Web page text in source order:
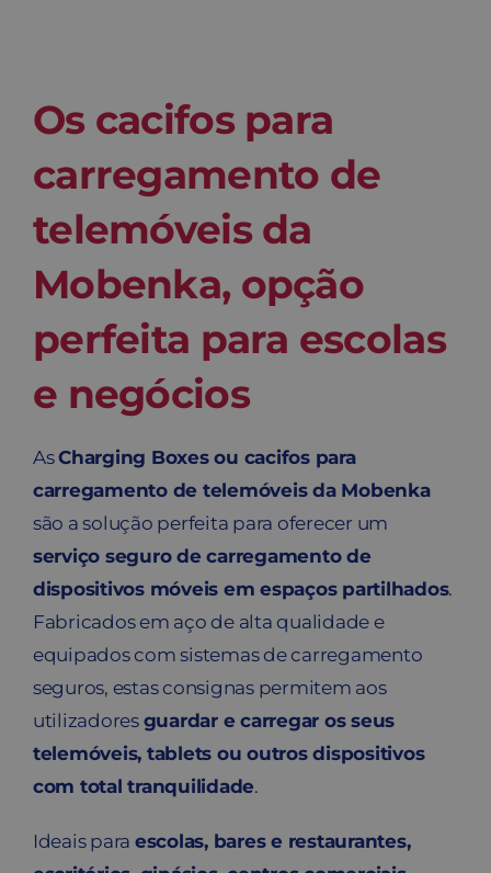
Os cacifos para
carregamento de
telemóveis da
Mobenka, opção
perfeita para escolas
e negócios
AsCharging Boxes ou cacifos para
carregamento de telemóveis da Mobenka
são a solução perfeita para oferecer um
serviço seguro de carregamento de
dispositivos móveis em espaços partilhados.
Fabricados em aço de alta qualidade e
equipados com sistemas de carregamento
seguros, estas consignas permitem aos
utilizadores guardar e carregar os seus
telemóveis, tablets ou outros dispositivos
com total tranquilidade.
Ideais para escolas, bares e restaurantes,